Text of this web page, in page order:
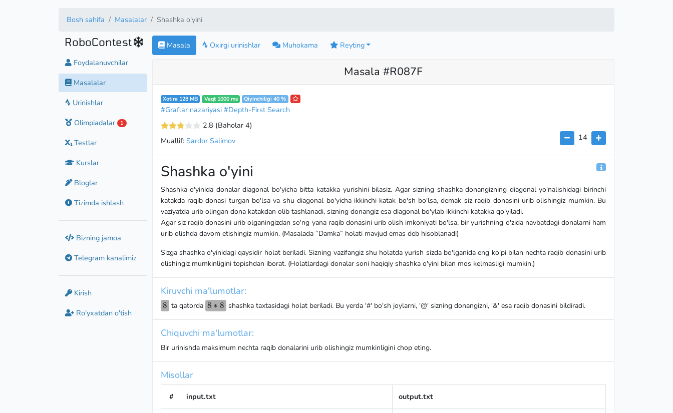
Bosh sahifa Masalalar Shashka o'yini
RoboContest
Foydalanuvchilar
Masalalar
Urinishlar
Olimpiadalar
1
Testlar
Kurslar
Bloglar
Tizimda ishlash
Bizning jamoa
Telegram kanalimiz
Kirish
Ro'yxatdan o'tish
Masala Oxirgi urinishlar Muhokama Reyting
Masala #R087F
Xotira 128 MB Vaqt 1000 ms Qiyinchiligi 40 %
#Graflar nazariyasi #Depth-First Search
2.8 (Baholar 4)
14
Muallif: Sardor Salimov
Shashka o'yini
Shashka o'yinida donalar diagonal bo'yicha bitta katakka yurishini bilasiz. Agar sizning shashka donangizning diagonal yo'nalishidagi birinchi
katakda raqib donasi turgan bo'lsa va shu diagonal bo'yicha ikkinchi katak bo'sh bo'lsa, demak siz raqib donasini urib olishingiz mumkin. Bu
vaziyatda urib olingan dona katakdan olib tashlanadi, sizning donangiz esa diagonal bo'ylab ikkinchi katakka qo'yiladi.
Agar siz raqib donasini urib olganingizdan so'ng yana raqib donasini urib olish imkoniyati bo'lsa, bir yurishning o'zida navbatdagi donalarni ham
urib olishda davom etishingiz mumkin. (Masalada “Damka” holati mavjud emas deb hisoblanadi)
Sizga shashka o'yinidagi qaysidir holat beriladi. Sizning vazifangiz shu holatda yurish sizda bo'lganida eng ko'pi bilan nechta raqib donasini urib
olishingiz mumkinligini topishdan iborat. (Holatlardagi donalar soni haqiqiy shashka o'yini bilan mos kelmasligi mumkin.)
Kiruvchi ma'lumotlar:
8
8 ta qatorda 8*8
8 ∗ 8 shashka taxtasidagi holat beriladi. Bu yerda '#' bo'sh joylarni, '@' sizning donangizni, '&' esa raqib donasini bildiradi.
Chiquvchi ma'lumotlar:
Bir urinishda maksimum nechta raqib donalarini urib olishingiz mumkinligini chop eting.
Misollar
# input.txt output.txt